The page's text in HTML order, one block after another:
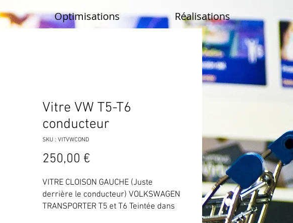
Optimisations Réalisations
Vitre VW T5-T6
conducteur
SKU : VITVWCOND
250,00 €
VITRE CLOISON GAUCHE (Juste
derrière le conducteur) VOLKSWAGEN
TRANSPORTER T5 et T6 Teintée dans